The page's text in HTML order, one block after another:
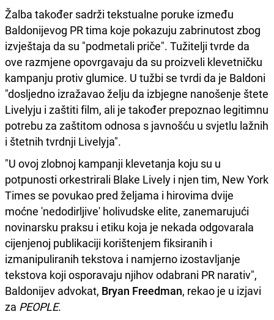
Žalba također sadrži tekstualne poruke između
Baldonijevog PR tima koje pokazuju zabrinutost zbog
izvještaja da su "podmetali priče". Tužitelji tvrde da
ove razmjene opovrgavaju da su proizveli klevetničku
kampanju protiv glumice. U tužbi se tvrdi da je Baldoni
"dosljedno izražavao želju da izbjegne nanošenje štete
Livelyju i zaštiti film, ali je također prepoznao legitimnu
potrebu za zaštitom odnosa s javnošću u svjetlu lažnih
i štetnih tvrdnji Livelyja".
"U ovoj zlobnoj kampanji klevetanja koju su u
potpunosti orkestrirali Blake Lively i njen tim, New York
Times se povukao pred željama i hirovima dvije
moćne 'nedodirljive' holivudske elite, zanemarujući
novinarsku praksu i etiku koja je nekada odgovarala
cijenjenoj publikaciji korištenjem fiksiranih i
izmanipuliranih tekstova i namjerno izostavljanje
tekstova koji osporavaju njihov odabrani PR narativ",
Baldonijev advokat, Bryan Freedman, rekao je u izjavi
za PEOPLE.